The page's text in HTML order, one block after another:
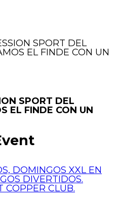
SPORT DEL
EL FINDE CON UN
SPORT DEL
EL FINDE CON UN
DOMINGOS XXL EN
DIVERTIDOS.
COPPER CLUB.